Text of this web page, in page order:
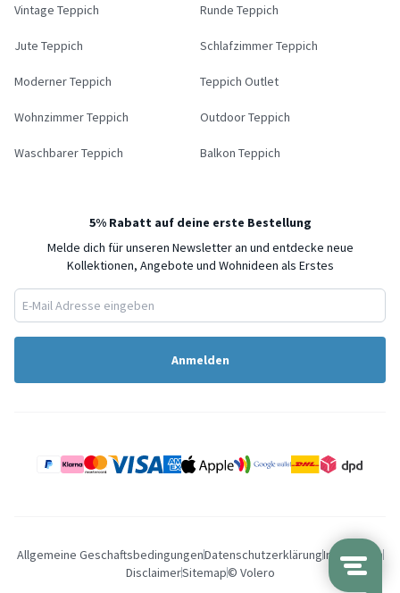
Vintage Teppich Runde Teppich
Jute Teppich Schlafzimmer Teppich
Moderner Teppich Teppich Outlet
Wohnzimmer Teppich Outdoor Teppich
Waschbarer Teppich Balkon Teppich
5% Rabatt auf deine erste Bestellung
Melde dich für unseren Newsletter an und entdecke neue
Kollektionen, Angebote und Wohnideen als Erstes
Anmelden
Allgemeine GeschaftsbedingungenDatenschutzerklärungImpressum
DisclaimerSitemap© Volero